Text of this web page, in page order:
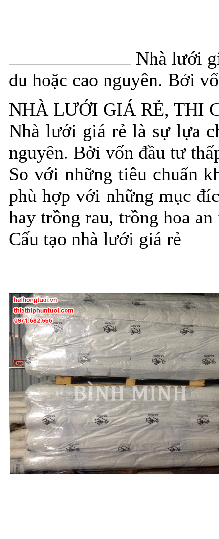
Nhà lưới
du hoặc cao nguyên. Bởi
NHÀ LƯỚI GIÁ RẺ, THI
Nhà lưới giá rẻ là sự lựa
nguyên. Bởi vốn đầu tư
So với những tiêu chuẩn
phù hợp với những mục
hay trồng rau, trồng hoa an
Cấu tạo nhà lưới giá rẻ